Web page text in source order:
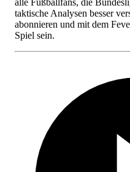
taktische Analysen besser
abonnieren und mit dem
Spiel sein.